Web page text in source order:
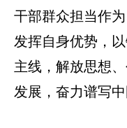
干部群众担当作
发挥自身优势，
主线，解放思想
发展，奋力谱写